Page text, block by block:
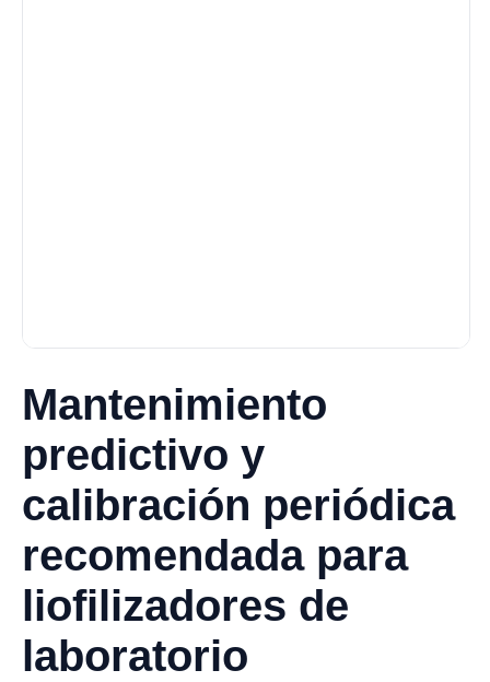
Mantenimiento
predictivo y
calibración periódica
recomendada para
liofilizadores de
laboratorio